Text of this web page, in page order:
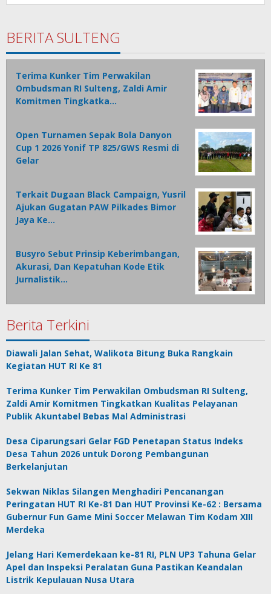
BERITA SULTENG
Terima Kunker Tim Perwakilan
Ombudsman RI Sulteng, Zaldi Amir
Komitmen Tingkatka…
Open Turnamen Sepak Bola Danyon
Cup 1 2026 Yonif TP 825/GWS Resmi di
Gelar
Terkait Dugaan Black Campaign, Yusril
Ajukan Gugatan PAW Pilkades Bimor
Jaya Ke…
Busyro Sebut Prinsip Keberimbangan,
Akurasi, Dan Kepatuhan Kode Etik
Jurnalistik…
Berita Terkini
Diawali Jalan Sehat, Walikota Bitung Buka Rangkain
Kegiatan HUT RI Ke 81
Terima Kunker Tim Perwakilan Ombudsman RI Sulteng,
Zaldi Amir Komitmen Tingkatkan Kualitas Pelayanan
Publik Akuntabel Bebas Mal Administrasi
Desa Ciparungsari Gelar FGD Penetapan Status Indeks
Desa Tahun 2026 untuk Dorong Pembangunan
Berkelanjutan
Sekwan Niklas Silangen Menghadiri Pencanangan
Peringatan HUT RI Ke-81 Dan HUT Provinsi Ke-62 : Bersama
Gubernur Fun Game Mini Soccer Melawan Tim Kodam XIII
Merdeka
Jelang Hari Kemerdekaan ke-81 RI, PLN UP3 Tahuna Gelar
Apel dan Inspeksi Peralatan Guna Pastikan Keandalan
Listrik Kepulauan Nusa Utara